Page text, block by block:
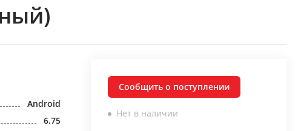
Android
6.75
Сообщить о поступлении
Нет в наличии